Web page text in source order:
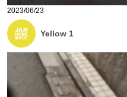
2023/06/23
Yellow 1